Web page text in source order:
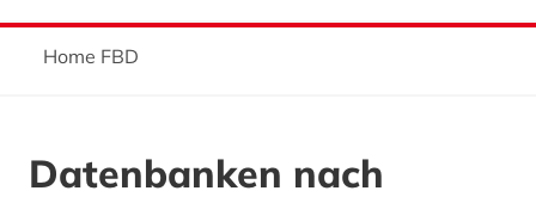
Home FBD
Datenbanken nach